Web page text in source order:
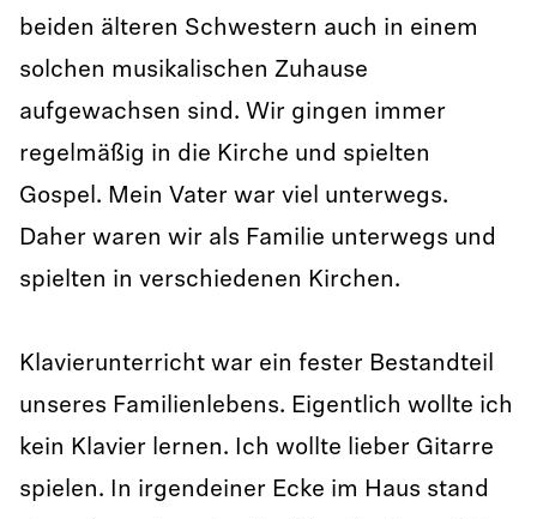
beiden älteren Schwestern auch in einem
solchen musikalischen Zuhause
aufgewachsen sind. Wir gingen immer
regelmäßig in die Kirche und spielten
Gospel. Mein Vater war viel unterwegs.
Daher waren wir als Familie unterwegs und
spielten in verschiedenen Kirchen.
Klavierunterricht war ein fester Bestandteil
unseres Familienlebens. Eigentlich wollte ich
kein Klavier lernen. Ich wollte lieber Gitarre
spielen. In irgendeiner Ecke im Haus stand